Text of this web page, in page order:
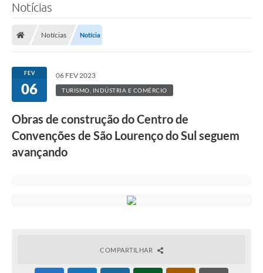
Notícias
Notícias Notícia
FEV
06
06 FEV 2023
TURISMO, INDÚSTRIA E COMÉRCIO
Obras de construção do Centro de
Convenções de São Lourenço do Sul seguem
avançando
COMPARTILHAR